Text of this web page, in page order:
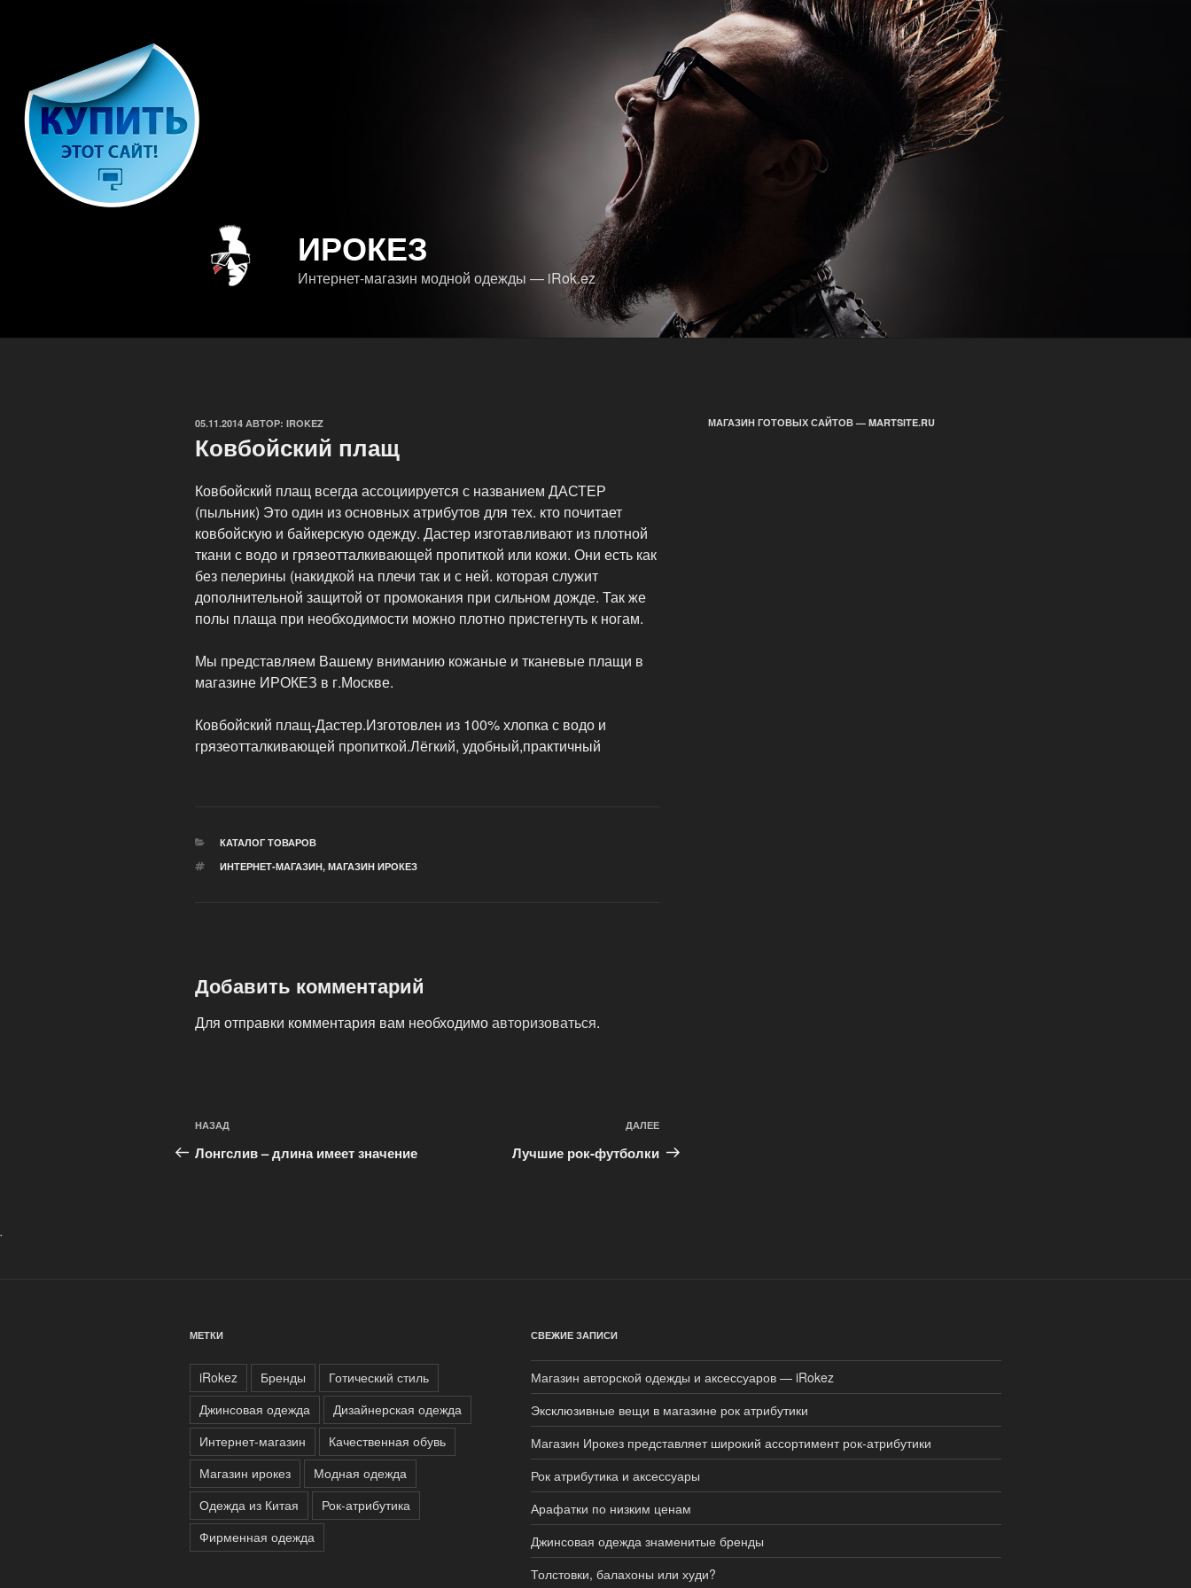
ИРОКЕЗ
Интернет-магазин модной одежды — iRok.ez
ОПУБЛИКОВАНО
05.11.2014 АВТОР: IROKEZ
Ковбойский плащ
Ковбойский плащ всегда ассоциируется с названием ДАСТЕР
(пыльник) Это один из основных атрибутов для тех. кто почитает
ковбойскую и байкерскую одежду. Дастер изготавливают из плотной
ткани с водо и грязеотталкивающей пропиткой или кожи. Они есть как
без пелерины (накидкой на плечи так и с ней. которая служит
дополнительной защитой от промокания при сильном дожде. Так же
полы плаща при необходимости можно плотно пристегнуть к ногам.
Мы представляем Вашему вниманию кожаные и тканевые плащи в
магазине ИРОКЕЗ в г.Москве.
Ковбойский плащ-Дастер.Изготовлен из 100% хлопка с водо и
грязеотталкивающей пропиткой.Лёгкий, удобный,практичный
РУБРИКИ
КАТАЛОГ ТОВАРОВ
МЕТКИ
ИНТЕРНЕТ-МАГАЗИН, МАГАЗИН ИРОКЕЗ
Добавить комментарий
Для отправки комментария вам необходимоавторизоваться.
Навигация
по
Предыдущая
запись:
НАЗАД
Лонгслив – длина имеет значение
запись
ДАЛЕЕ
Лучшие рок-футболки
МАГАЗИН ГОТОВЫХ САЙТОВ — MARTSITE.RU
.
МЕТКИ
iRokez Бренды
Готический стиль
Джинсовая одежда
Дизайнерская одежда
Интернет-магазин
Качественная обувь
Магазин ирокез
Модная одежда
Одежда из Китая
Рок-атрибутика
Фирменная одежда
СВЕЖИЕ ЗАПИСИ
Магазин авторской одежды и аксессуаров — iRokez
Эксклюзивные вещи в магазине рок атрибутики
Магазин Ирокез представляет широкий ассортимент рок-атрибутики
Рок атрибутика и аксессуары
Арафатки по низким ценам
Джинсовая одежда знаменитые бренды
Толстовки, балахоны или худи?